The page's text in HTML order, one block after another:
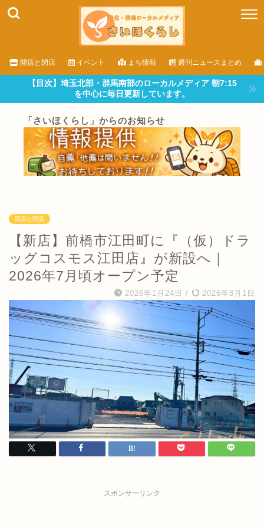
開店と閉店 イベント まち情報 週刊ニュースまとめ
【目次】埼玉北部・群馬南部のローカルメディア 朝7:15
を中心に毎日更新しています。
「さいほくらし」からのお知らせ
開店と閉店
【新店】前橋市江田町に『（仮）ドラ
ッグコスモス江田店』が新設へ｜
2026年7月頃オープン予定
2026年1月24日 / 2026年8月1日
スポンサーリンク